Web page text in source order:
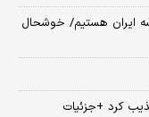
ایران هستیم/ خوشحال
کرد +جزئیات